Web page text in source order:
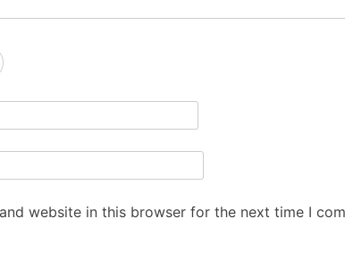
website in this browser for the next time I